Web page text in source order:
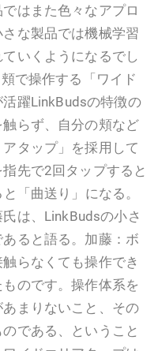
はまた色々なアプロ
な製品では機械学習
いくようになるでし
で操作する「ワイド
躍LinkBudsの特徴の
らず、自分の頬など
タップ」を採用して
先で2回タップすると
「曲送り」になる。
は、LinkBudsの小さ
ると語る。加藤：ボ
らなくても操作でき
のです。操作体系を
まりないこと、その
である、ということ